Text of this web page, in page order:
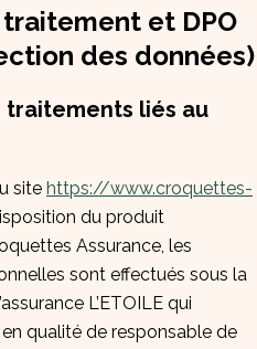
et DPO
des données)
traitements liés au
site https://www.croquettes-
du produit
Assurance, les
sont effectués sous la
L’ETOILE qui
qualité de responsable de